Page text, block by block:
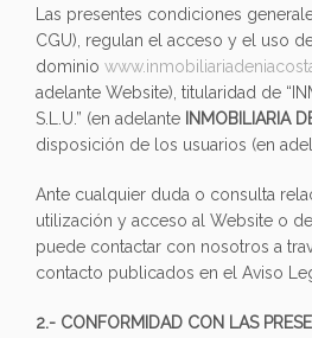
Las presentes condiciones
CGU), regulan el acceso y el uso
dominio
adelante Website), titularidad de
S.L.U.” (en adelante INMOBILIARIA
disposición de los usuarios (en
Ante cualquier duda o consulta
utilización y acceso al Website o
puede contactar con nosotros a
contacto publicados en el Aviso
2.- CONFORMIDAD CON LAS